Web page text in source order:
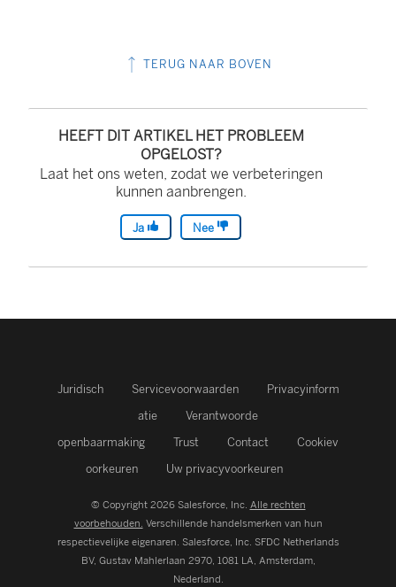
TERUG NAAR BOVEN
HEEFT DIT ARTIKEL HET PROBLEEM
OPGELOST?
Laat het ons weten, zodat we verbeteringen
kunnen aanbrengen.
Ja Nee
Juridisch Servicevoorwaarden
Privacyinform
atie
Verantwoorde
openbaarmaking
Trust Contact
Cookiev
oorkeuren
Uw privacyvoorkeuren
© Copyright 2026 Salesforce, Inc. Alle rechten
voorbehouden. Verschillende handelsmerken van hun
respectievelijke eigenaren. Salesforce, Inc. SFDC Netherlands
BV, Gustav Mahlerlaan 2970, 1081 LA, Amsterdam,
Nederland.